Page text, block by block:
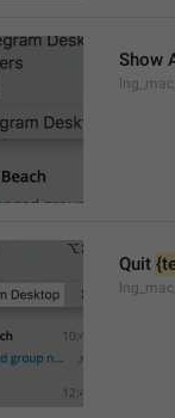
Show
Quit